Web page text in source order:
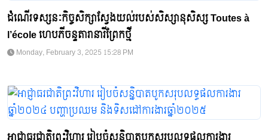
ដំណើរទស្សនៈកិច្ចសិក្សាស្វែងយល់របស់សិស្សានុសិស្ស Toutes à
l’école ហេបភីចន្ទតារានារីព្រែកថ្មី
Monday, February 3, 2025 15:28 PM